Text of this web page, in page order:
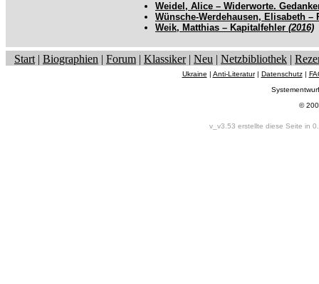
Weidel, Alice – Widerworte.
Wünsche-Werdehausen, Elisabeth
Weik, Matthias – Kapitalfehler (2016)
Start | Biographien | Forum | Klassiker| Neu | Netzbibliothek |
Ukraine | Anti-Literatur| Datenschutz|
©
v_v3.53 erstellte diese Seite in